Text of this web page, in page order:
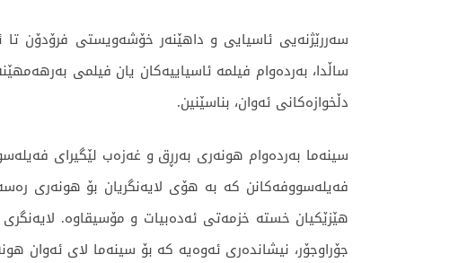
سەررێژنەیی ئاسیایی و داهێنەر خۆشەویستی فرۆدۆن
ساڵدا، بەردەوام فیلمە ئاسیاییەکان یان فیلمی
دڵخوازەکانی ئەوان، بناسێنین.
سینەما بەردەوام هونەری بەرڕق و غەزەب لێگیرای
فەیلەسووفەکانن کە بە هۆی لایەنگریان بۆ هونەری
هێزێکیان خستە خزمەتی ئەدەبیات و مۆسیقاوە.
جۆراوجۆر، نیشاندەری ئەوەیە کە بۆ سینەما لای ئەوان